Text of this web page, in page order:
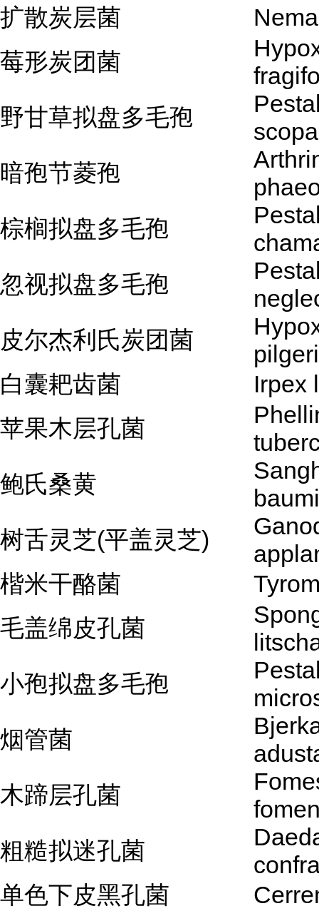
扩散炭层菌
莓形炭团菌
野甘草拟盘多毛孢
暗孢节菱孢
棕榈拟盘多毛孢
忽视拟盘多毛孢
皮尔杰利氏炭团菌
白囊耙齿菌
Irpex
苹果木层孔菌
鲍氏桑黄
树舌灵芝(平盖灵芝)
楷米干酪菌
毛盖绵皮孔菌
小孢拟盘多毛孢
烟管菌
木蹄层孔菌
粗糙拟迷孔菌
单色下皮黑孔菌